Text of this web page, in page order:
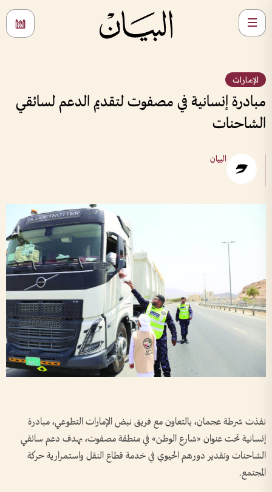
الإمارات
مبادرة إنسانية في مصفوت لتقديم الدعم لسائقي
الشاحنات
البيان
نفذت شرطة عجمان، بالتعاون مع فريق نبض الإمارات التطوعي، مبادرة
إنسانية تحت عنوان «شارع الوطن» في منطقة مصفوت، بهدف دعم سائقي
الشاحنات وتقدير دورهم الحيوي في خدمة قطاع النقل واستمرارية حركة
المجتمع.